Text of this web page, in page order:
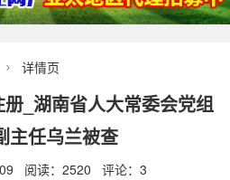
 详情页
_湖南省人大常委会党组
主任乌兰被查
阅读：2520 评论：3